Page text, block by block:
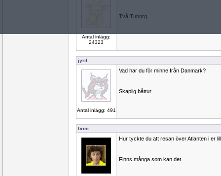
Antal inlägg:
24323
Två Tuborg
jyril
Antal inlägg: 491
Vad har du för minne från Danmark?
Skaplig båttur
brini
Hur tyckte du att resan över Atlanten i er
Finns många som kan det